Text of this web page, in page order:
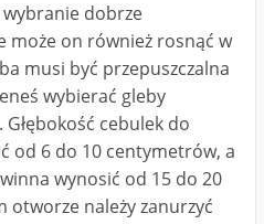
dobrze
może on również rosnąć w
musi być przepuszczalna
wybierać gleby
cebulek do
od 6 do 10 centymetrów, a
wynosić od 15 do 20
otworze należy zanurzyć